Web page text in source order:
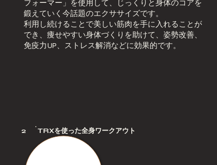
2 TRXを使った全身ワークアウト
フォーマー」を使用して、じっくりと身体のコアを
鍛えていく今話題のエクササイズです。
利用し続けることで美しい筋肉を手に入れることが
でき、痩せやすい身体づくりを助けて、姿勢改善、
免疫力UP、ストレス解消などに効果的です。